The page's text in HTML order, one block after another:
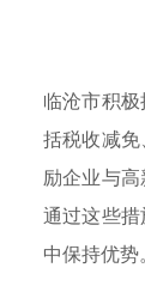
临沧市积极
括税收减
励企业与
通过这些
中保持优势。